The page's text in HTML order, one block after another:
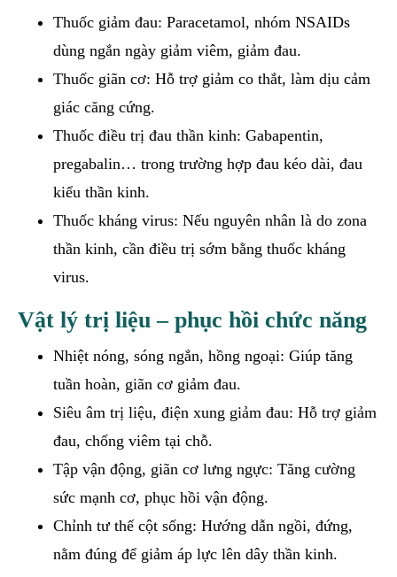
Thuốc giảm đau: Paracetamol, nhóm NSAIDs
dùng ngắn ngày giảm viêm, giảm đau.
Thuốc giãn cơ: Hỗ trợ giảm co thắt, làm dịu cảm
giác căng cứng.
Thuốc điều trị đau thần kinh: Gabapentin,
pregabalin… trong trường hợp đau kéo dài, đau
kiểu thần kinh.
Thuốc kháng virus: Nếu nguyên nhân là do zona
thần kinh, cần điều trị sớm bằng thuốc kháng
virus.
Vật lý trị liệu – phục hồi chức năng
Nhiệt nóng, sóng ngắn, hồng ngoại: Giúp tăng
tuần hoàn, giãn cơ giảm đau.
Siêu âm trị liệu, điện xung giảm đau: Hỗ trợ giảm
đau, chống viêm tại chỗ.
Tập vận động, giãn cơ lưng ngực: Tăng cường
sức mạnh cơ, phục hồi vận động.
Chỉnh tư thế cột sống: Hướng dẫn ngồi, đứng,
nằm đúng để giảm áp lực lên dây thần kinh.